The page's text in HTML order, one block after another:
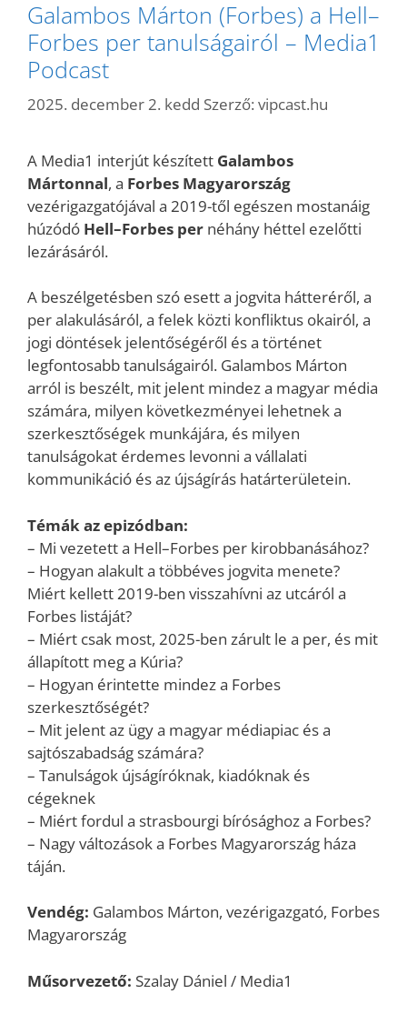
Galambos Márton (Forbes) a Hell–
Forbes per tanulságairól – Media1
Podcast
2025. december 2. kedd Szerző: vipcast.hu
A Media1 interjút készített Galambos
Mártonnal, a Forbes Magyarország
vezérigazgatójával a 2019-től egészen mostanáig
húzódó Hell–Forbes per néhány héttel ezelőtti
lezárásáról.
A beszélgetésben szó esett a jogvita hátteréről, a
per alakulásáról, a felek közti konfliktus okairól, a
jogi döntések jelentőségéről és a történet
legfontosabb tanulságairól. Galambos Márton
arról is beszélt, mit jelent mindez a magyar média
számára, milyen következményei lehetnek a
szerkesztőségek munkájára, és milyen
tanulságokat érdemes levonni a vállalati
kommunikáció és az újságírás határterületein.
Témák az epizódban:
– Mi vezetett a Hell–Forbes per kirobbanásához?
– Hogyan alakult a többéves jogvita menete?
Miért kellett 2019-ben visszahívni az utcáról a
Forbes listáját?
– Miért csak most, 2025-ben zárult le a per, és mit
állapított meg a Kúria?
– Hogyan érintette mindez a Forbes
szerkesztőségét?
– Mit jelent az ügy a magyar médiapiac és a
sajtószabadság számára?
– Tanulságok újságíróknak, kiadóknak és
cégeknek
– Miért fordul a strasbourgi bírósághoz a Forbes?
– Nagy változások a Forbes Magyarország háza
táján.
Vendég: Galambos Márton, vezérigazgató, Forbes
Magyarország
Műsorvezető: Szalay Dániel / Media1